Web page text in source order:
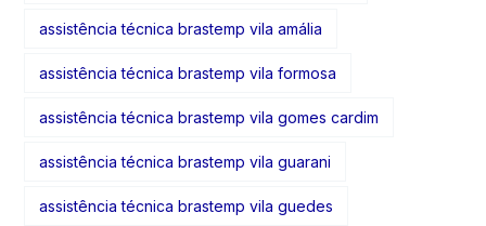
assistência técnica brastemp vila amália
assistência técnica brastemp vila formosa
assistência técnica brastemp vila gomes cardim
assistência técnica brastemp vila guarani
assistência técnica brastemp vila guedes